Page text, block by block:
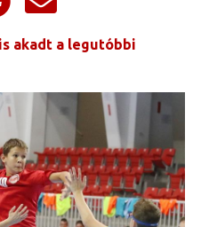
akadt a legutóbbi